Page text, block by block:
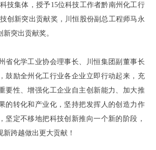
科技集体，授予15位科技工作者黔南州化工行
创新突出贡献奖，川恒股份副总工程师马永
突出贡献奖。
省化学工业协会理事长、川恒集团副董事长
鼓励全州化工行业各企业立即行动起来，充
要性、增强化工企业自主创新能力、加大推
的转化和产业化，坚持把发挥人的创造力作
坚定不移地把科技创新推向一个新的阶段，
跨越做出更大贡献！